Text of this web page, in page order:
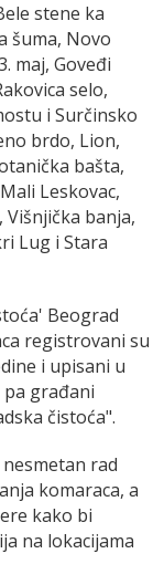
stene ka
šuma, Novo
maj, Goveđi
selo,
i Surčinsko
brdo, Lion,
bašta,
Leskovac,
banja,
Lug i Stara
Beograd
registrovani su
i upisani u
građani
čistoća".
rad
komaraca, a
kako bi
na lokacijama